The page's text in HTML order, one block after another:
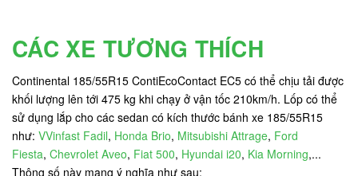
CÁC XE TƯƠNG THÍCH
Continental 185/55R15 ContiEcoContact EC5 có thể chịu tải được
khối lượng lên tới 475 kg khi chạy ở vận tốc 210km/h. Lốp có thể
sử dụng lắp cho các sedan có kích thước bánh xe 185/55R15
như: VVinfast Fadil, Honda Brio, Mitsubishi Attrage, Ford
Fiesta, Chevrolet Aveo, Fiat 500, Hyundai i20, Kia Morning,...
Thông số này mang ý nghĩa như sau: